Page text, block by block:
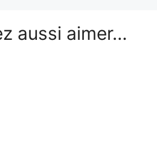
aussi aimer…